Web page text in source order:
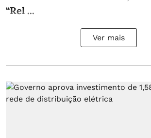
“Rel ...
Ver mais